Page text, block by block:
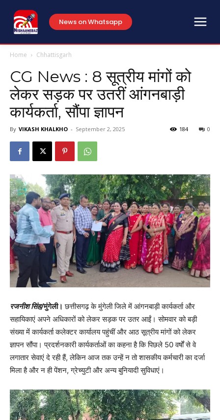
News on Whatsapp
Home Chhattisgarh
CG News : 8 सूत्रीय मांगों को
लेकर सड़क पर उतरीं आंगनबाड़ी
कार्यकर्ता, सौंपा ज्ञापन
By VIKASH KHALKHO - September 2, 2025 0
184
रजनीश सिंह/मुंगेली। छत्तीसगढ़ के मुंगेली जिले में आंगनबाड़ी कार्यकर्ता और
सहायिकाएं अपने अधिकारों को लेकर सड़क पर उतर आईं। सोमवार को बड़ी
संख्या में कार्यकर्ता कलेक्टर कार्यालय पहुंचीं और आठ सूत्रीय मांगों को लेकर
ज्ञापन सौंपा। प्रदर्शनकारी कार्यकर्ताओं का कहना है कि पिछले 50 वर्षों से वे
लगातार सेवाएं दे रही हैं, लेकिन आज तक उन्हें न तो शासकीय कर्मचारी का दर्जा
मिला है और न ही पेंशन, ग्रेच्युटी और अन्य बुनियादी सुविधाएं।
Video
Player